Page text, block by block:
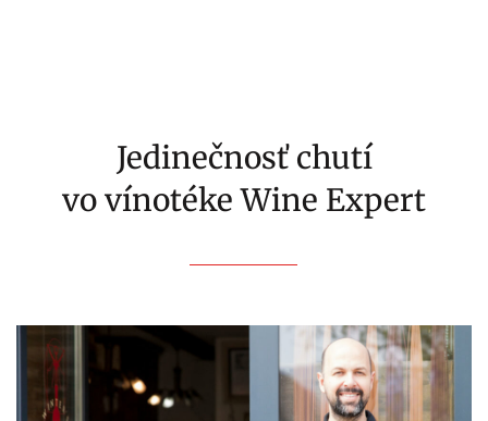
Jedinečnosť chutí
vo vínotéke Wine Expert